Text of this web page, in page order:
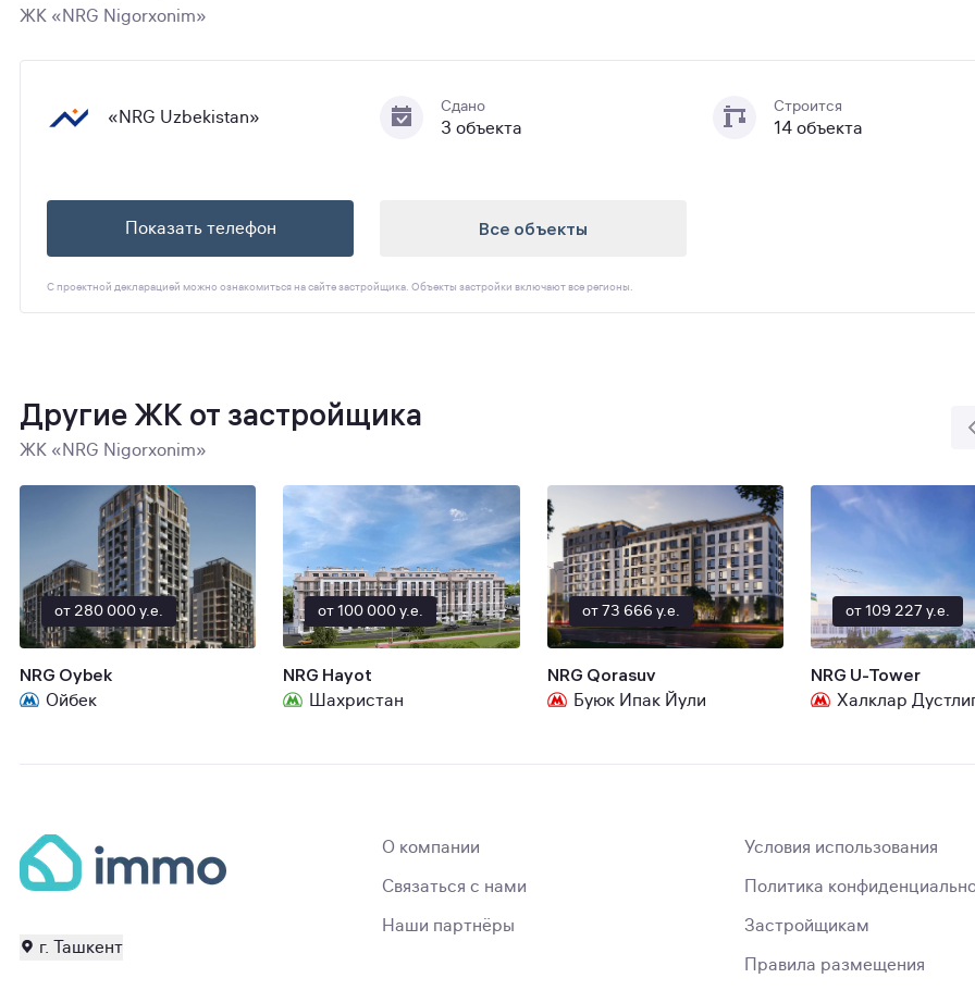
ЖК «NRG Nigorxonim»
«NRG Uzbekistan»
Сдано
3 объекта
Строится
14 объекта
Показать телефон Все объекты
С проектной декларацией можно ознакомиться на сайте застройщика. Объекты застройки включают все регионы.
Другие ЖК от застройщика
ЖК «NRG Nigorxonim»
от 280 000 y.e.
NRG Oybek
Ойбек
от 100 000 y.e.
NRG Hayot
Шахристан
от 73 666 y.e.
NRG Qorasuv
Буюк Ипак Йули
от 109 227 y.e.
NRG U-Tower
Халклар
г. Ташкент
О компании
Связаться с нами
Наши партнёры
Условия использования
Политика
Застройщикам
Правила размещения